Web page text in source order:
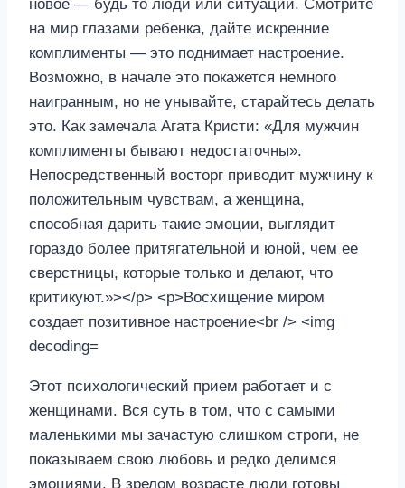
Этот психологический прием работает и с
женщинами. Вся суть в том, что с самыми
маленькими мы зачастую слишком строги, не
показываем свою любовь и редко делимся
эмоциями. В зрелом возрасте люди готовы